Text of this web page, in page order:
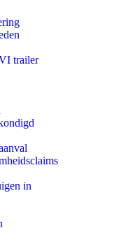
trailer
in